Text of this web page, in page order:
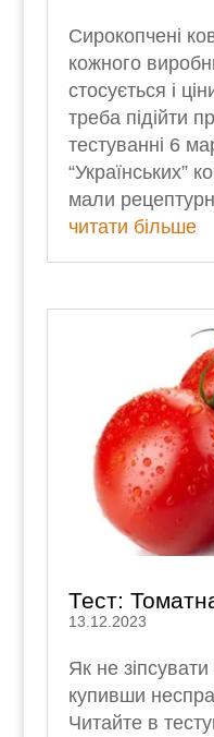
Сирокопчені
кожного
стосується і
треба підійти
тестуванні 6
“Українських”
мали
читати більше
Тест:
13.12.2023
Як не
купивши
Читайте в